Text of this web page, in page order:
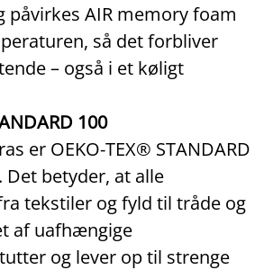
påvirkes AIR memory foam
så det forbliver
– også i et køligt
100
er OEKO‑TEX® STANDARD
Det betyder, at alle
tekstiler og fyld til tråde og
af uafhængige
og lever op til strenge